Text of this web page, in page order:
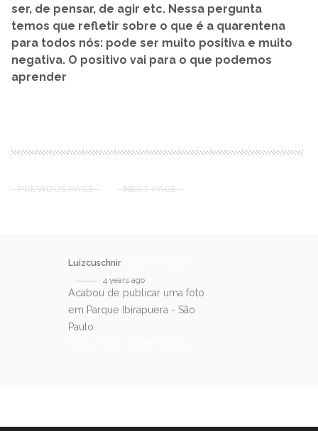
ser, de pensar, de agir etc. Nessa pergunta
temos que refletir sobre o que é a quarentena
para todos nós: pode ser muito positiva e muito
negativa. O positivo vai para o que podemos
aprender
PREVIOUS PAGE NEXT PAGE
Luizcuschnir
4 years ago
Acabou de publicar uma foto
em Parque Ibirapuera - São
Paulo